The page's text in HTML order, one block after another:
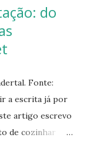
do
Fonte:
a escrita já por
artigo escrevo
de cozinhar